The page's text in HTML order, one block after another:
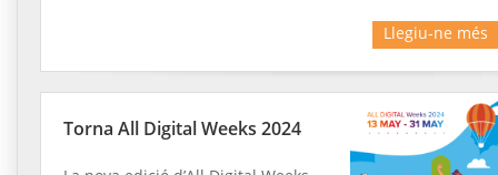
Llegiu-ne més
Torna All Digital Weeks 2024